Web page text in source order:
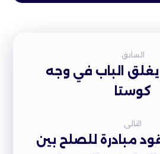
السابق
الباب في وجه
كوستا
التالى
مبادرة للصلح بين